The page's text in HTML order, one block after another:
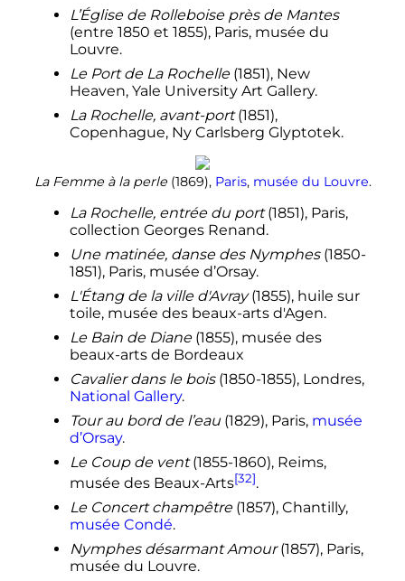
L’Église de Rolleboise près de Mantes
(entre 1850 et 1855), Paris, musée du
Louvre.
Le Port de La Rochelle(1851), New
Heaven, Yale University Art Gallery.
La Rochelle, avant-port(1851),
Copenhague, Ny Carlsberg Glyptotek.
La Femme à la perle(1869), Paris, musée du Louvre.
La Rochelle, entrée du port(1851), Paris,
collection Georges Renand.
Une matinée, danse des Nymphes(1850-
1851), Paris, musée d’Orsay.
L'Étang de la ville d'Avray(1855), huile sur
toile, musée des beaux-arts d'Agen.
Le Bain de Diane(1855), musée des
beaux-arts de Bordeaux
Cavalier dans le bois(1850-1855), Londres,
National Gallery.
Tour au bord de l’eau(1829), Paris, musée
d’Orsay.
Le Coup de vent(1855-1860), Reims,
musée des Beaux-Arts[32].
Le Concert champêtre(1857), Chantilly,
musée Condé.
Nymphes désarmant Amour(1857), Paris,
musée du Louvre.